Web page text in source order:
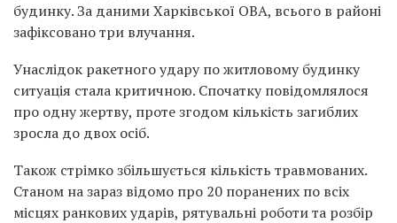
будинку. За даними Харківської ОВА, всього в районі
зафіксовано три влучання.
Унаслідок ракетного удару по житловому будинку
ситуація стала критичною. Спочатку повідомлялося
про одну жертву, проте згодом кількість загиблих
зросла до двох осіб.
Також стрімко збільшується кількість травмованих.
Станом на зараз відомо про 20 поранених по всіх
місцях ранкових ударів, рятувальні роботи та розбір